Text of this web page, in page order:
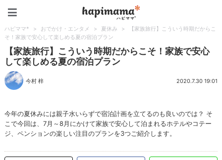
ハピママ* > おでかけ・エンタメ > 夏休み >
【家族旅行】こういう時期だからこ
そ！家族で安心して楽しめる夏の宿泊プラン
【家族旅行】こういう時期だからこそ！家族で安心
して楽しめる夏の宿泊プラン
今村 梓 2020.7.30 19:01
今年の夏休みには親子水いらずで宿泊計画を立てるのも良いのでは？ そ
こで今回は、7月～8月にかけて家族で安心して泊まれるホテルやコテー
ジ、ペンションの楽しい注目のプランを3つご紹介します。